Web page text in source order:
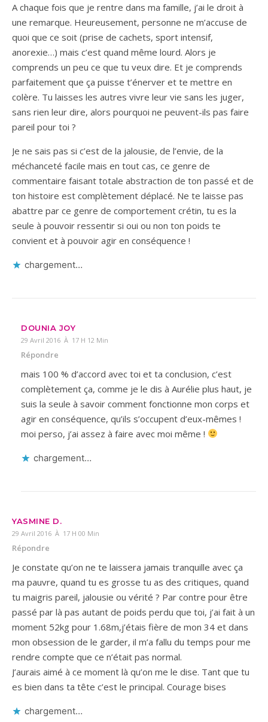
A chaque fois que je rentre dans ma famille, j’ai le droit à
une remarque. Heureusement, personne ne m’accuse de
quoi que ce soit (prise de cachets, sport intensif,
anorexie…) mais c’est quand même lourd. Alors je
comprends un peu ce que tu veux dire. Et je comprends
parfaitement que ça puisse t’énerver et te mettre en
colère. Tu laisses les autres vivre leur vie sans les juger,
sans rien leur dire, alors pourquoi ne peuvent-ils pas faire
pareil pour toi ?
Je ne sais pas si c’est de la jalousie, de l’envie, de la
méchanceté facile mais en tout cas, ce genre de
commentaire faisant totale abstraction de ton passé et de
ton histoire est complètement déplacé. Ne te laisse pas
abattre par ce genre de comportement crétin, tu es la
seule à pouvoir ressentir si oui ou non ton poids te
convient et à pouvoir agir en conséquence !
chargement…
DOUNIA JOY
29 Avril 2016 À 17 H 12 Min
Répondre
mais 100 % d’accord avec toi et ta conclusion, c’est
complètement ça, comme je le dis à Aurélie plus haut, je
suis la seule à savoir comment fonctionne mon corps et
agir en conséquence, qu’ils s’occupent d’eux-mêmes !
moi perso, j’ai assez à faire avec moi même !
chargement…
YASMINE D.
29 Avril 2016 À 17 H 00 Min
Répondre
Je constate qu’on ne te laissera jamais tranquille avec ça
ma pauvre, quand tu es grosse tu as des critiques, quand
tu maigris pareil, jalousie ou vérité ? Par contre pour être
passé par là pas autant de poids perdu que toi, j’ai fait à un
moment 52kg pour 1.68m,j’étais fière de mon 34 et dans
mon obsession de le garder, il m’a fallu du temps pour me
rendre compte que ce n’était pas normal.
J’aurais aimé à ce moment là qu’on me le dise. Tant que tu
es bien dans ta tête c’est le principal. Courage bises
chargement…